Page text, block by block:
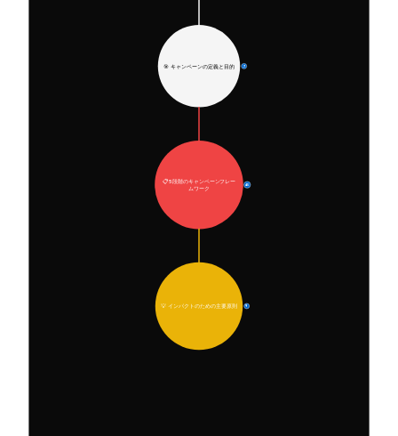
🎯 キャンペーンの定義と目的 7
📋 5段階のキャンペーンフレー
ムワーク
45
💡 インパクトのための主要原則 9